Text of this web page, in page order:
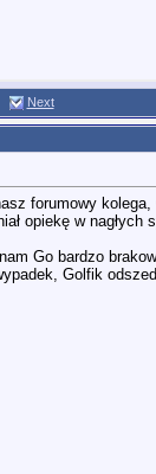
Next
forumowy kolega,
opiekę w
Go bardzo
Golfik